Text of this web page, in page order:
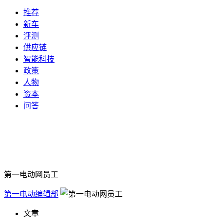
推荐
新车
评测
供应链
智能科技
政策
人物
资本
问答
第一电动网员工
第一电动编辑部
文章